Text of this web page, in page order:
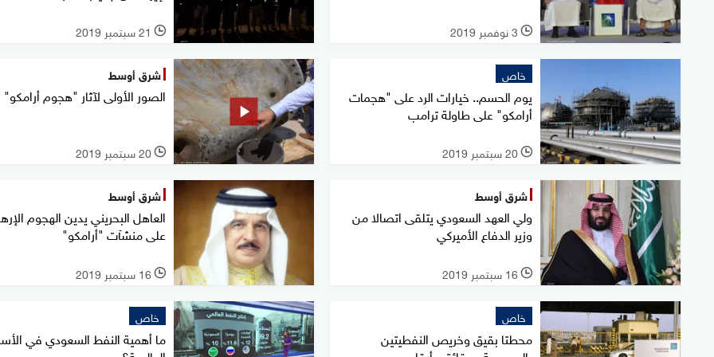
l 3 نوفمبر 2019 l 21 سبتمبر 2019
خاص
يوم الحسم.. خيارات الرد على "هجمات
أرامكو" على طاولة ترامب
l 20 سبتمبر 2019
شرق أوسط
الصور الأولى لآثار "هجوم أرامكو"
l 20 سبتمبر 2019
شرق أوسط
ولي العهد السعودي يتلقى اتصالا من
وزير الدفاع الأميركي
l 16 سبتمبر 2019
شرق أوسط
العاهل البحريني يدين الهجوم
على منشآت "أرامكو"
l 16 سبتمبر 2019
خاص
محطتا بقيق وخريص النفطيتين
خاص
ما أهمية النفط السعودي في